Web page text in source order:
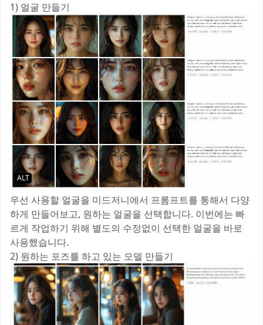
1) 얼굴 만들기
ALT
우선 사용할 얼굴을 미드저니에서 프롬프트를 통해서 다양
하게 만들어보고, 원하는 얼굴을 선택합니다. 이번에는 빠
르게 작업하기 위해 별도의 수정없이 선택한 얼굴을 바로
사용했습니다.
2) 원하는 포즈를 하고 있는 모델 만들기